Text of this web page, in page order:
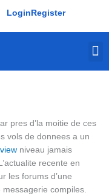
LoginRegister
pres d’la moitie de ces
vols de donnees a un
niveau jamais
recente en
les forums d’une
compiles.